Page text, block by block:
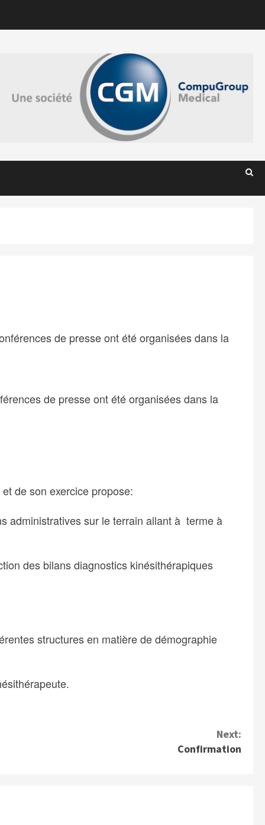
de presse ont été organisées dans la
de presse ont été organisées dans la
de son exercice propose:
administratives sur le terrain allant à terme à
des bilans diagnostics kinésithérapiques
structures en matière de démographie
Next:
Confirmation